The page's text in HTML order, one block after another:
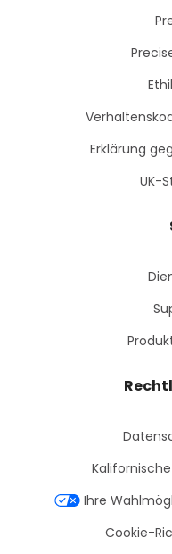
Erklärung
UK-
Ihre
Cookie-